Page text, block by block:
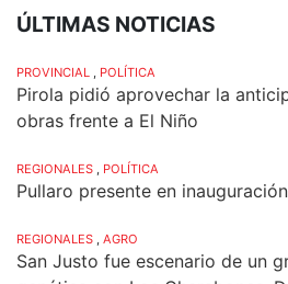
ÚLTIMAS NOTICIAS
PROVINCIAL , POLÍTICA
Pirola pidió aprovechar la
obras frente a El Niño
REGIONALES , POLÍTICA
Pullaro presente en
REGIONALES , AGRO
San Justo fue escenario de un